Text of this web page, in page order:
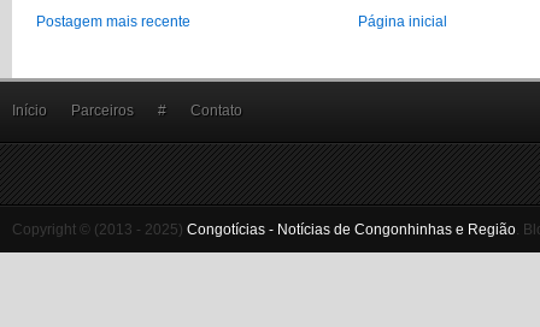
Postagem mais recente Página inicial
Início Parceiros # Contato
Copyright © (2013 - 2025) Congotícias - Notícias de Congonhinhas e Região.